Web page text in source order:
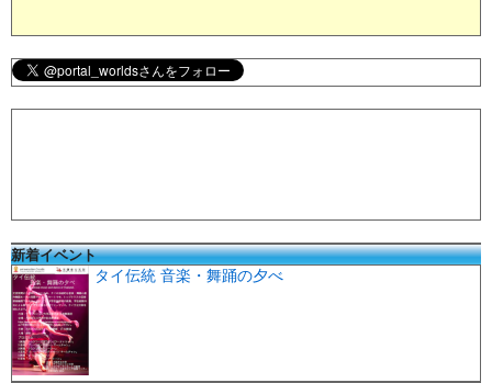
新着イベント
タイ伝統 音楽・舞踊の夕べ